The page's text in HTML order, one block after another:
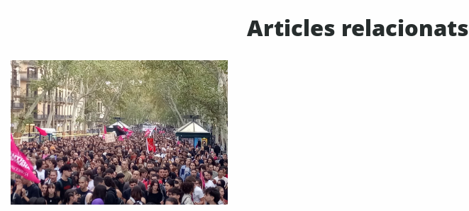
Articles relacionats